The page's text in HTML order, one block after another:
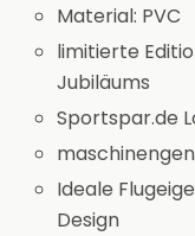
Material: PVC
limitierte
Jubiläums
Sportspar.de
Ideale
Design